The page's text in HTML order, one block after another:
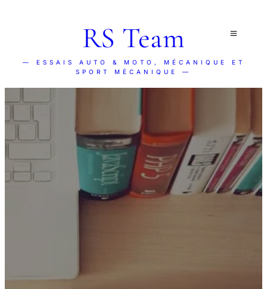
RS Team
— ESSAIS AUTO & MOTO, MÉCANIQUE ET
SPORT MÉCANIQUE —